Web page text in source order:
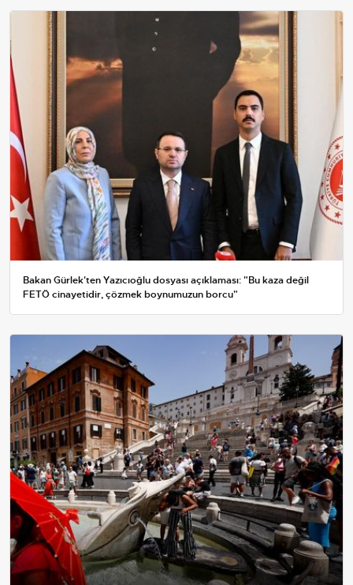
Bakan Gürlek'ten Yazıcıoğlu dosyası açıklaması: "Bu kaza değil
FETÖ cinayetidir, çözmek boynumuzun borcu"